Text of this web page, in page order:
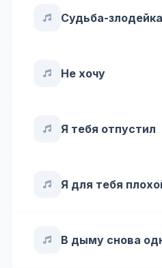
Судьба-злодейка
Не хочу
Я тебя отпустил
Я для тебя
В дыму снова